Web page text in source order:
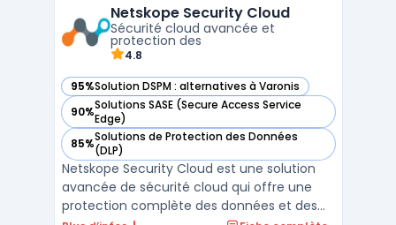
assure une connectivité fiable et
performante tout en protégeant ...
Netskope Security Cloud
Sécurité cloud avancée et
protection des
4.8
95%Solution DSPM : alternatives à Varonis
— voir Netskope Security Cloud dans cette catégorie
90%Solutions SASE (Secure Access Service
Edge)
— voir Netskope Security Cloud dans cette catégorie
85%Solutions de Protection des Données
(DLP)
— voir Netskope Security Cloud dans cette catégorie
Netskope Security Cloud est une solution
avancée de sécurité cloud qui offre une
protection complète des données et des